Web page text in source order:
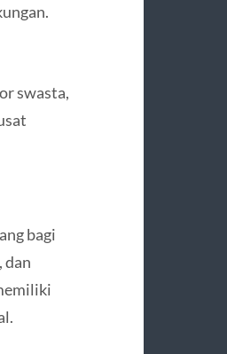
swasta,
bagi
dan